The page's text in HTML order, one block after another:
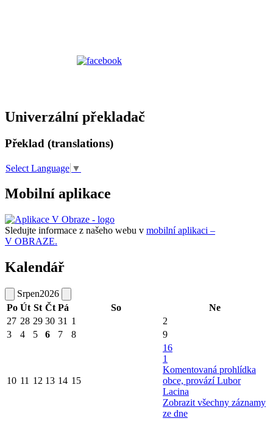
Univerzální překladač
Překlad (translations)
Select Language ▼
Mobilní aplikace
Sledujte informace z našeho webu v mobilní aplikaci –
V OBRAZE.
Kalendář
Srpen2026
Po Út St Čt Pá So
Ne
27 28 29 30 31 1
2
3
4 5 6 7 8 9
10 11 12 13 14 15
16
1
Komentovaná prohlídka
obce, provází Lubor
Lacina
Zobrazit všechny záznamy
ze dne